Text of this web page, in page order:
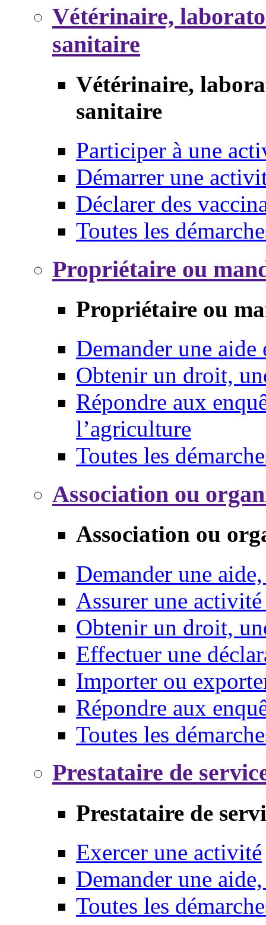
Vétérinaire,
sanitaire
Vétérinaire,
sanitaire
Participer à une
Démarrer une
Déclarer des
Toutes les
Propriétaire ou
Propriétaire ou
Demander une aide
Obtenir un droit,
Répondre aux
l’agriculture
Toutes les
Association ou
Association ou
Demander une
Assurer une
Obtenir un droit,
Effectuer une
Importer ou
Répondre aux
Toutes les
Prestataire de
Prestataire de
Exercer une activité
Demander une
Toutes les